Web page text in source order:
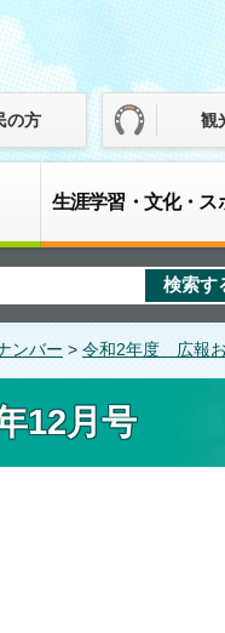
の方 観
生涯学習・文化・ス
ンバー > 令和2年度 広報
12月号